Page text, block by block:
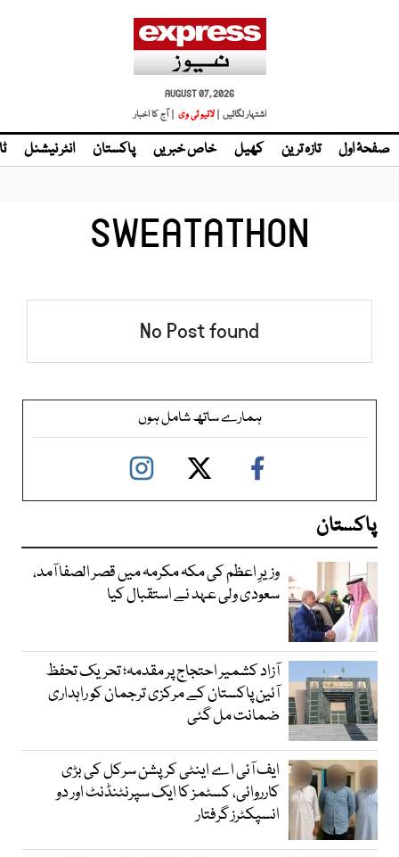
AUGUST 07, 2026
اشتہار لگائیں | لائیو ٹی وی | آج کا اخبار
صفحۂ اول تازہ ترین کھیل خاص خبریں پاکستان انٹر نیشنل
SWEATATHON
No Post found
ہمارے ساتھ شامل ہوں
پاکستان
وزیرِ اعظم کی مکہ مکرمہ میں قصر الصفا آمد،
سعودی ولی عہد نے استقبال کیا
آزاد کشمیر احتجاج پر مقدمہ؛ تحریک تحفظ
آئین پاکستان کے مرکزی ترجمان کو راہداری
ضمانت مل گئی
ایف آئی اے اینٹی کرپشن سرکل کی بڑی
کارروائی، کسٹمز کا ایک سپرنٹنڈنٹ اور دو
انسپکٹرز گرفتار